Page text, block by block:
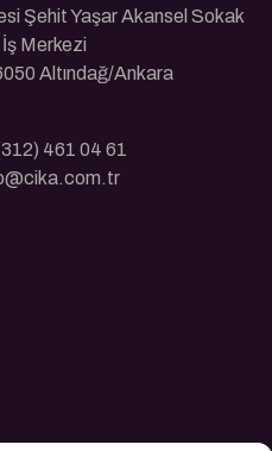
Şehit Yaşar Akansel Sokak
Merkezi
Altındağ/Ankara
461 04 61